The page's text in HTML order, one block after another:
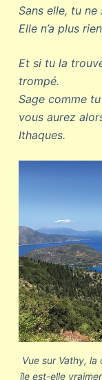
Sans elle, tu
Elle n’a plus
Et si tu la
trompé.
Sage comme
vous aurez
Ithaques.
Vue sur Vathy,
île est-elle